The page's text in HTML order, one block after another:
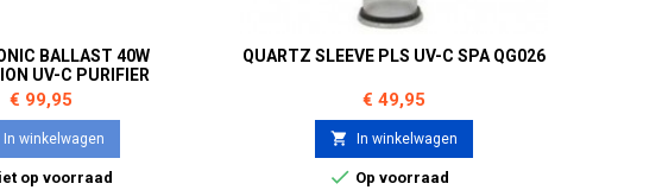
BALLAST 40W
UV-C PURIFIER
Prijs
€ 99,95
In winkelwagen
op voorraad
QUARTZ SLEEVE PLS UV-C SPA QG026
Prijs
€ 49,95
 In winkelwagen
 Op voorraad